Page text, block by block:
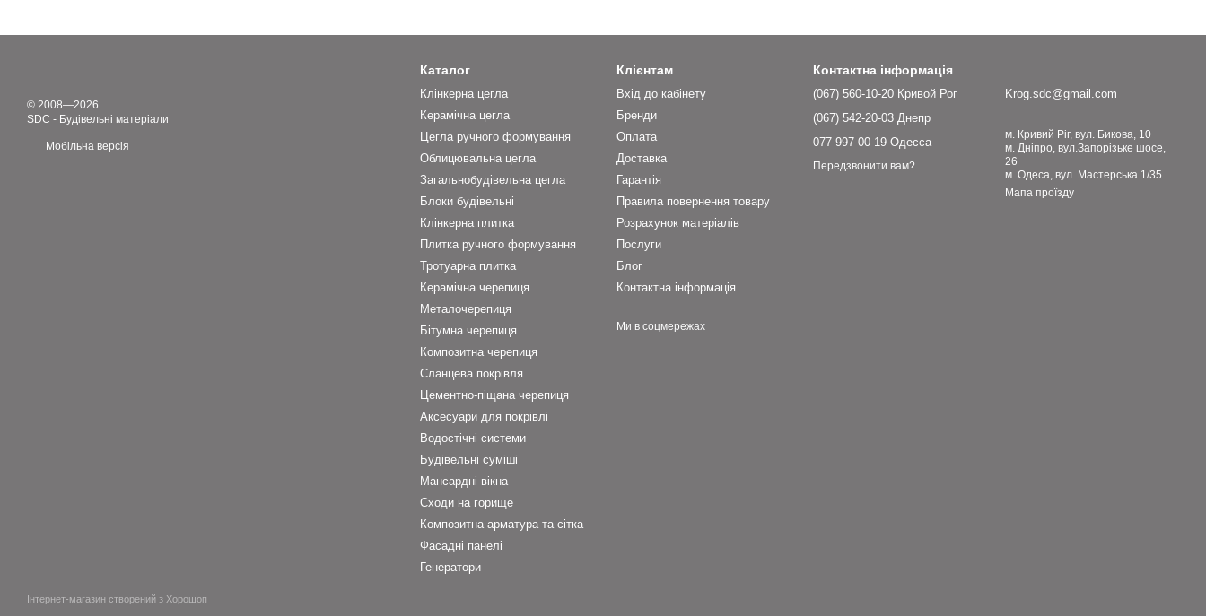
© 2008—2026
SDC - Будівельні матеріали
Мобільна версія
Інтернет-магазин створений з Хорошоп
Каталог
Клінкерна цегла
Керамічна цегла
Цегла ручного формування
Облицювальна цегла
Загальнобудівельна цегла
Блоки будівельні
Клінкерна плитка
Плитка ручного формування
Тротуарна плитка
Керамічна черепиця
Металочерепиця
Бітумна черепиця
Композитна черепиця
Cланцева покрівля
Цементно-піщана черепиця
Аксесуари для покрівлі
Водостічні системи
Будівельні суміші
Мансардні вікна
Сходи на горище
Композитна арматура та сітка
Фасадні панелі
Генератори
Клієнтам
Вхід до кабінету
Бренди
Оплата
Доставка
Гарантія
Правила повернення товару
Розрахунок матеріалів
Послуги
Блог
Контактна інформація
Ми в соцмережах
Контактна інформація
(067) 560-10-20 Кривой Рог
(067) 542-20-03 Днепр
077 997 00 19 Одесса
Передзвонити вам?
Krog.sdc@gmail.com
м. Кривий Ріг, вул. Бикова, 10
м. Дніпро, вул.Запорізьке шосе,
26
м. Одеса, вул. Мастерська 1/35
Мапа проїзду